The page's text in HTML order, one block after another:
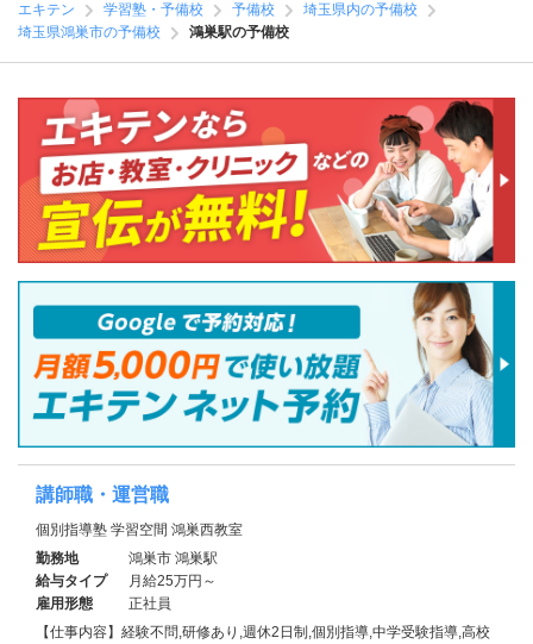
エキテン 学習塾・予備校 予備校
埼玉県内の予備校
埼玉県鴻巣市の予備校
鴻巣駅の予備校
講師職・運営職
個別指導塾 学習空間 鴻巣西教室
勤務地
鴻巣市 鴻巣駅
給与タイプ
月給25万円～
雇用形態
正社員
【仕事内容】経験不問,研修あり,週休2日制,個別指導,中学受験指導,高校